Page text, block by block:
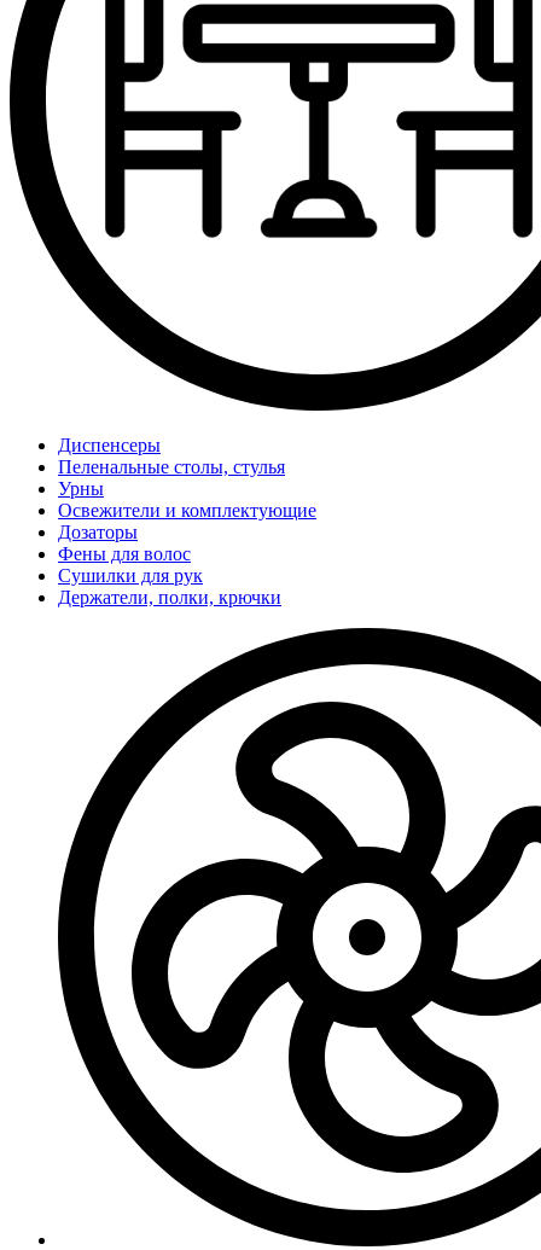
Диспенсеры
Пеленальные столы, стулья
Урны
Освежители и комплектующие
Дозаторы
Фены для волос
Сушилки для рук
Держатели, полки, крючки